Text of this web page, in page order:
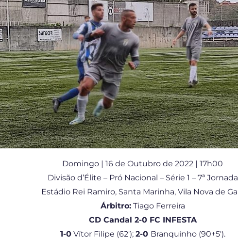
Domingo | 16 de Outubro de 2022 | 17h00
Divisão d’Élite – Pró Nacional – Série 1 – 7ª Jornada
Estádio Rei Ramiro, Santa Marinha, Vila Nova de
Árbitro: Tiago Ferreira
CD Candal 2-0 FC INFESTA
1-0 Vítor Filipe (62′); 2-0 Branquinho (90+5′).